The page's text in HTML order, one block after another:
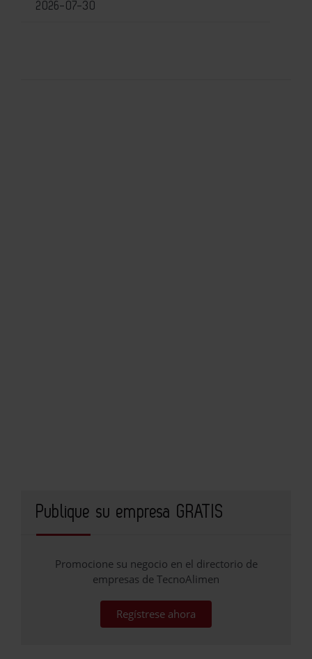
2026-07-30
Publique su empresa GRATIS
Promocione su negocio en el directorio de
empresas de TecnoAlimen
Regístrese ahora